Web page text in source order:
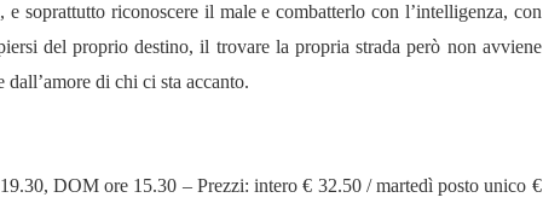
e soprattutto riconoscere il male e combatterlo con l’intelligenza, con
del proprio destino, il trovare la propria strada però non avviene
di chi ci sta accanto.
DOM ore 15.30 – Prezzi: intero € 32.50 / martedì posto unico €